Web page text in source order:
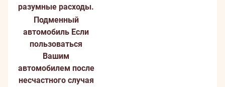
разумные расходы.
Подменный
автомобиль Если
пользоваться
Вашим
автомобилем после
несчастного случая